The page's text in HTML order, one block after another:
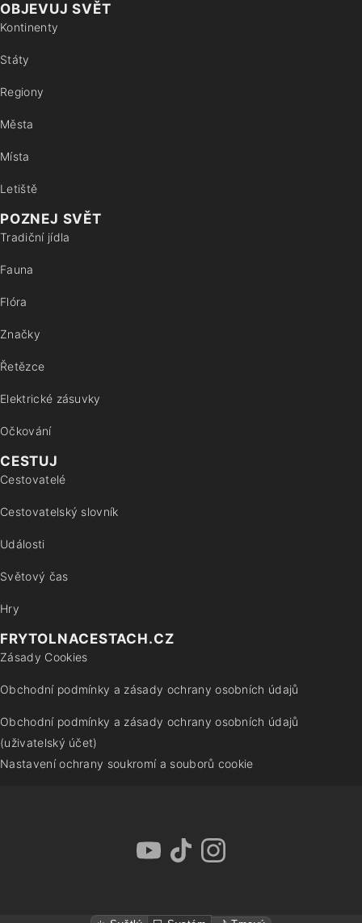
OBJEVUJ SVĚT
Kontinenty
Státy
Regiony
Města
Místa
Letiště
POZNEJ SVĚT
Tradiční jídla
Fauna
Flóra
Značky
Řetězce
Elektrické zásuvky
Očkování
CESTUJ
Cestovatelé
Cestovatelský slovník
Události
Světový čas
Hry
FRYTOLNACESTACH.CZ
Zásady Cookies
Obchodní podmínky a zásady ochrany osobních údajů
Obchodní podmínky a zásady ochrany osobních údajů
(uživatelský účet)
Nastavení ochrany soukromí a souborů cookie